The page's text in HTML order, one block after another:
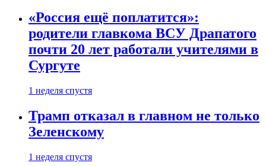
«Россия ещё поплатится»:
родители главкома ВСУ Драпатого
почти 20 лет работали учителями в
Сургуте
1 неделя спустя
Трамп отказал в главном не только
Зеленскому
1 неделя спустя